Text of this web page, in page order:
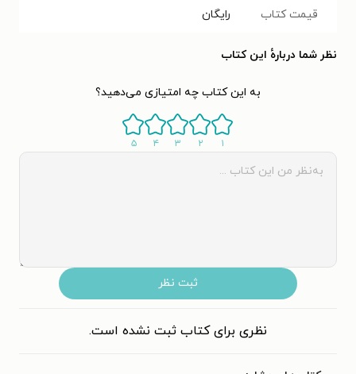
قیمت کتاب رایگان
نظر شما دربارهٔ این کتاب
به این کتاب چه امتیازی می‌دهید؟
۱ ۲ ۳ ۴ ۵
ثبت نظر
نظری برای کتاب ثبت نشده است.